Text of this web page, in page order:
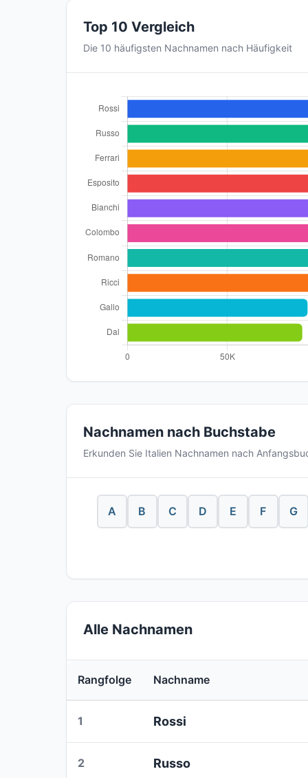
Top 10 Vergleich
Die 10 häufigsten Nachnamen nach Häufigkeit
Nachnamen nach Buchstabe
Erkunden Sie Italien Nachnamen nach
A B C D E F G
Alle Nachnamen
Rangfolge Nachname
1 Rossi
2 Russo